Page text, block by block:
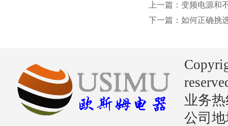
上一篇：变频电源和
下一篇：如何正确挑
业务热
公司